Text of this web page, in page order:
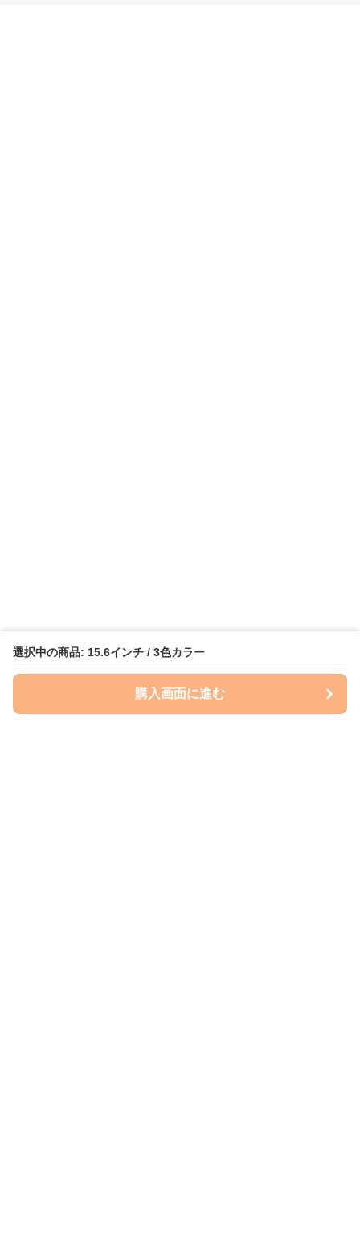
選択中の商品: 15.6インチ / 3色カラー
購入画面に進む